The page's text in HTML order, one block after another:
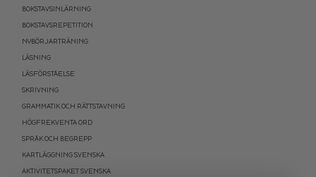
BOKSTAVSINLÄRNING
BOKSTAVSREPETITION
NYBÖRJARTRÄNING
LÄSNING
LÄSFÖRSTÅELSE
SKRIVNING
GRAMMATIK OCH RÄTTSTAVNING
HÖGFREKVENTA ORD
SPRÅK OCH BEGREPP
KARTLÄGGNING SVENSKA
AKTIVITETSPAKET SVENSKA